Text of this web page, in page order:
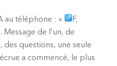
au téléphone : «
F,
Message de l’un, de
des questions, une seule
a commencé, le plus